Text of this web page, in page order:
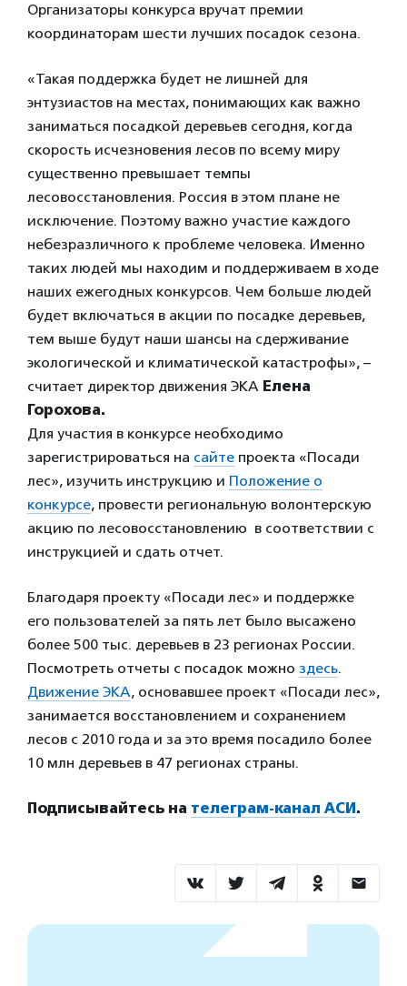
Организаторы конкурса вручат премии
координаторам шести лучших посадок сезона.
«Такая поддержка будет не лишней для
энтузиастов на местах, понимающих как важно
заниматься посадкой деревьев сегодня, когда
скорость исчезновения лесов по всему миру
существенно превышает темпы
лесовосстановления. Россия в этом плане не
исключение. Поэтому важно участие каждого
небезразличного к проблеме человека. Именно
таких людей мы находим и поддерживаем в ходе
наших ежегодных конкурсов. Чем больше людей
будет включаться в акции по посадке деревьев,
тем выше будут наши шансы на сдерживание
экологической и климатической катастрофы», –
считает директор движения ЭКА Елена
Горохова.
Для участия в конкурсе необходимо
зарегистрироваться на сайте проекта «Посади
лес», изучить инструкцию и Положение о
конкурсе, провести региональную волонтерскую
акцию по лесовосстановлению в соответствии с
инструкцией и сдать отчет.
Благодаря проекту «Посади лес» и поддержке
его пользователей за пять лет было высажено
более 500 тыс. деревьев в 23 регионах России.
Посмотреть отчеты с посадок можно здесь.
Движение ЭКА, основавшее проект «Посади лес»,
занимается восстановлением и сохранением
лесов с 2010 года и за это время посадило более
10 млн деревьев в 47 регионах страны.
Подписывайтесь на телеграм-канал АСИ.